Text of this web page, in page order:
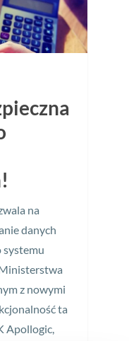
na
danych
systemu
z nowymi
ta
Apollogic,